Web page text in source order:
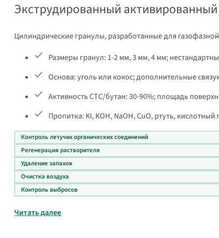
Экструдированный активированный
Цилиндрические гранулы, разработанные для
Размеры гранул: 1-2 мм, 3 мм, 4 мм;
Основа: уголь или кокос; дополнительные
Активность CTC/бутан: 30-90%; площадь
Пропитка: KI, KOH, NaOH, CuO, ртуть, кислотный
Контроль летучих органических соединений
Регенерация растворителя
Удаление запахов
Очистка воздуха
Контроль выбросов
Читать далее